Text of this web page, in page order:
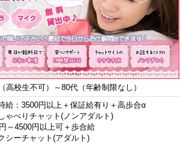
高校生不可）～80代（年齢制限なし）
給：3500円以上＋保証給有り＋高歩合α
ゃべりチャット(ノンアダルト)
～4500円以上可＋歩合給
シーチャット(アダルト)